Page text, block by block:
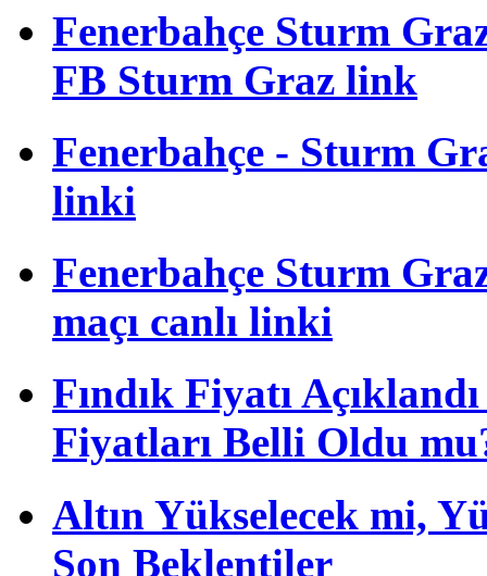
Fenerbahçe Sturm
FB Sturm Graz link
Fenerbahçe - Sturm
linki
Fenerbahçe Sturm
maçı canlı linki
Fındık Fiyatı
Fiyatları Belli Oldu
Altın Yükselecek mi,
Son Beklentiler